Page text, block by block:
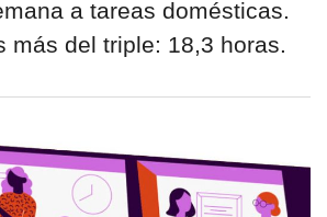
a tareas domésticas.
más del triple: 18,3 horas.